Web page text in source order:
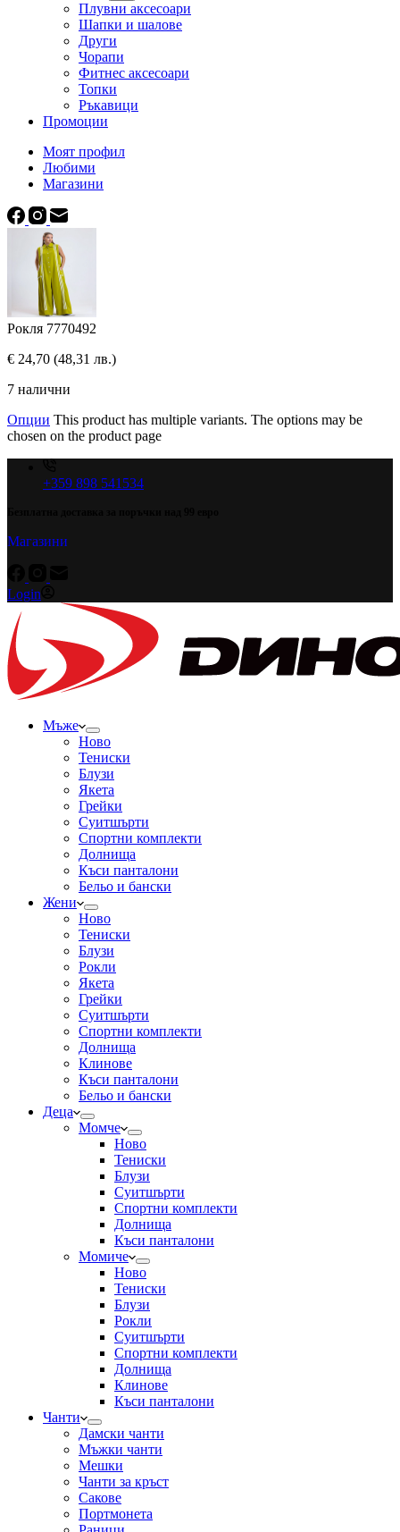
Плувни аксесоари
Шапки и шалове
Други
Чорапи
Фитнес аксесоари
Топки
Ръкавици
Промоции
Моят профил
Любими
Магазини
Рокля 7770492
€ 24,70 (48,31 лв.)
7 налични
Опции This product has multiple variants. The options may be
chosen on the product page
+359 898 541534
Магазини
Login
Мъже
Ново
Тениски
Блузи
Якета
Грейки
Суитшърти
Спортни комплекти
Долнища
Къси панталони
Бельо и бански
Жени
Ново
Тениски
Блузи
Рокли
Якета
Грейки
Суитшърти
Спортни комплекти
Долнища
Клинове
Къси панталони
Бельо и бански
Деца
Момче
Ново
Тениски
Блузи
Суитшърти
Спортни комплекти
Долнища
Къси панталони
Момиче
Ново
Тениски
Блузи
Рокли
Суитшърти
Спортни комплекти
Долнища
Клинове
Къси панталони
Чанти
Дамски чанти
Мъжки чанти
Мешки
Чанти за кръст
Сакове
Портмонета